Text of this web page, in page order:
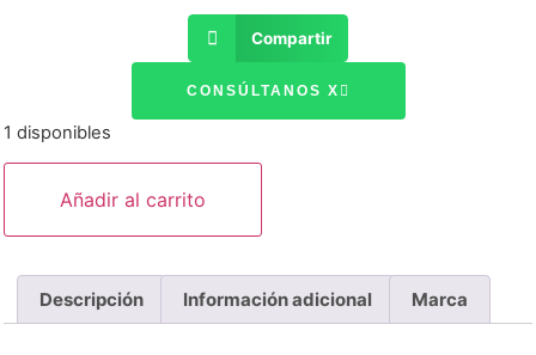
Compartir
CONSÚLTANOS X
1 disponibles
Añadir al carrito
Descripción Información adicional Marca